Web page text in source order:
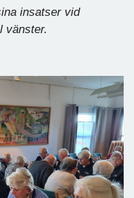
insatser vid
vänster.